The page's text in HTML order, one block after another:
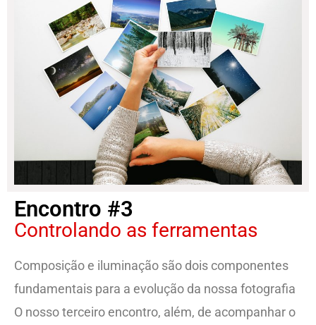
Encontro #3
Controlando as ferramentas
Composição e iluminação são dois componentes
fundamentais para a evolução da nossa fotografia
O nosso terceiro encontro, além, de acompanhar o